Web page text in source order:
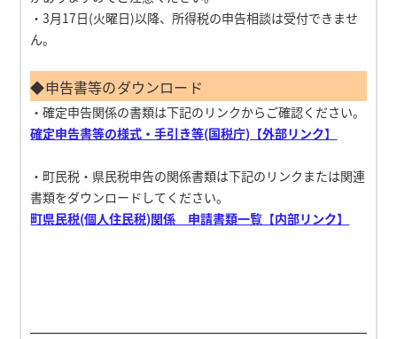
・3月17日(火曜日)以降、所得税の申告相談は受付できませ
ん。
◆申告書等のダウンロード
・確定申告関係の書類は下記のリンクからご確認ください。
確定申告書等の様式・手引き等(国税庁)【外部リンク】
・町民税・県民税申告の関係書類は下記のリンクまたは関連
書類をダウンロードしてください。
町県民税(個人住民税)関係 申請書類一覧【内部リンク】